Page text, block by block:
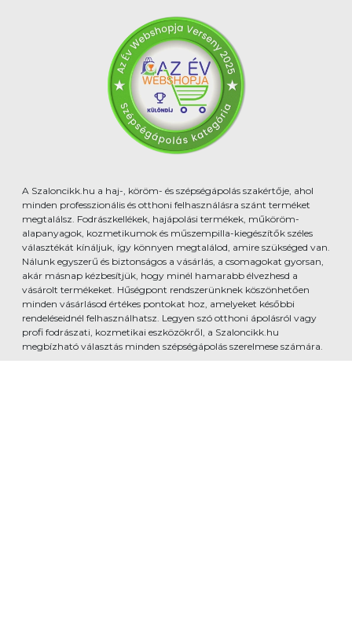
A Szaloncikk.hu a haj-, köröm- és szépségápolás szakértője, ahol
minden professzionális és otthoni felhasználásra szánt terméket
megtalálsz. Fodrászkellékek, hajápolási termékek, műköröm-
alapanyagok, kozmetikumok és műszempilla-kiegészítők széles
választékát kínáljuk, így könnyen megtalálod, amire szükséged van.
Nálunk egyszerű és biztonságos a vásárlás, a csomagokat gyorsan,
akár másnap kézbesítjük, hogy minél hamarabb élvezhesd a
vásárolt termékeket. Hűségpont rendszerünknek köszönhetően
minden vásárlásod értékes pontokat hoz, amelyeket későbbi
rendeléseidnél felhasználhatsz. Legyen szó otthoni ápolásról vagy
profi fodrászati, kozmetikai eszközökről, a Szaloncikk.hu
megbízható választás minden szépségápolás szerelmese számára.